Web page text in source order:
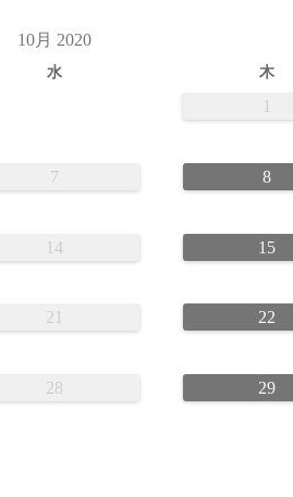
10月 2020
水 木
1
7 8
14 15
21 22
28 29